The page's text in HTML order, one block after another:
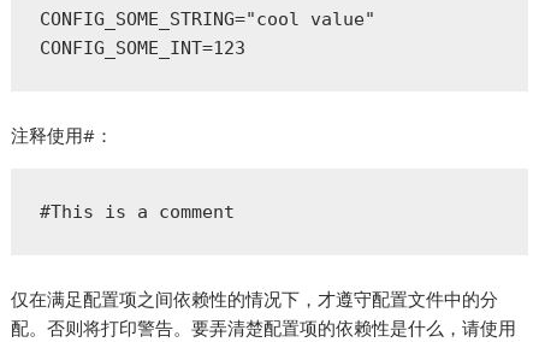
CONFIG_SOME_STRING="cool value"
CONFIG_SOME_INT=123
注释使用#：
#This is a comment
仅在满足配置项之间依赖性的情况下，才遵守配置文件中的分
配。否则将打印警告。要弄清楚配置项的依赖性是什么，请使用